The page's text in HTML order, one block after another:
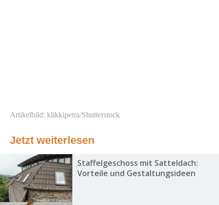
Artikelbild: klikkipetra/Shutterstock
Jetzt weiterlesen
Staffelgeschoss mit Satteldach:
Vorteile und Gestaltungsideen